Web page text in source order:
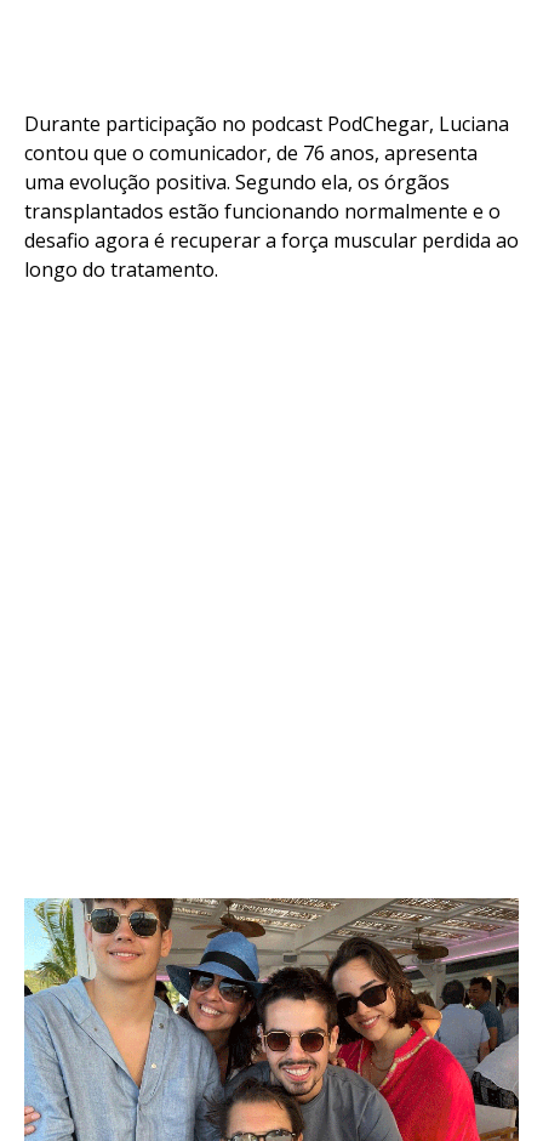
Durante participação no podcast PodChegar, Luciana
contou que o comunicador, de 76 anos, apresenta
uma evolução positiva. Segundo ela, os órgãos
transplantados estão funcionando normalmente e o
desafio agora é recuperar a força muscular perdida ao
longo do tratamento.